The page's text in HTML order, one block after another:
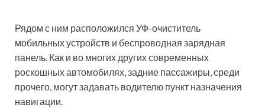
Рядом с ним расположился УФ-очиститель
мобильных устройств и беспроводная зарядная
панель. Как и во многих других современных
роскошных автомобилях, задние пассажиры, среди
прочего, могут задавать водителю пункт назначения
навигации.